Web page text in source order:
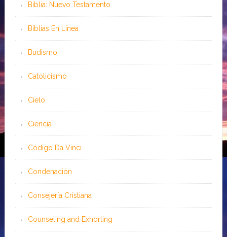
Biblia: Nuevo Testamento
Bíblias En Línea
Budismo
Catolicismo
Cielo
Ciencia
Código Da Vinci
Condenación
Consejería Cristiana
Counseling and Exhorting